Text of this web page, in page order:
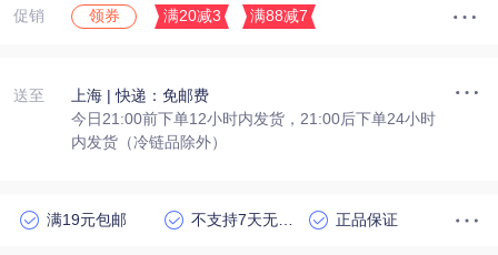
促销 领券 满20减3 满88减7
送至 上海 | 快递：免邮费
今日21:00前下单12小时内发货，21:00后下单24小时
内发货（冷链品除外）
满19元包邮 正品保证